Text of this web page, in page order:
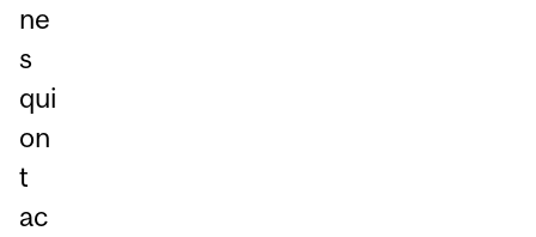
ne
s
qui
on
t
ac